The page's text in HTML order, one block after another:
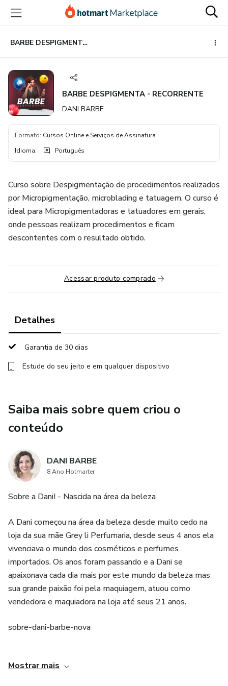
para
conteúdo
principal
para
pagamento
para
rodapé
BARBE DESPIGMENTA - RECORRENTE
BARBE DESPIGMENTA - RECORRENTE
DANI BARBE
Formato: Cursos Online e Serviços de Assinatura
Idioma: Português
Curso sobre Despigmentação de procedimentos realizados
por Micropigmentação, microblading e tatuagem. O curso é
ideal para Micropigmentadoras e tatuadores em gerais,
onde pessoas realizam procedimentos e ficam
descontentes com o resultado obtido.
Acessar produto comprado
Detalhes
Garantia de 30 dias
Estude do seu jeito e em qualquer dispositivo
Saiba mais sobre quem criou o
conteúdo
DANI BARBE
8 Ano Hotmarter
Sobre a Dani! - Nascida na área da beleza
A Dani começou na área da beleza desde muito cedo na
loja da sua mãe Grey li Perfumaria, desde seus 4 anos ela
vivenciava o mundo dos cosméticos e perfumes
importados. Os anos foram passando e a Dani se
apaixonava cada dia mais por este mundo da beleza mas
sua grande paixão foi pela maquiagem, atuou como
vendedora e maquiadora na loja até seus 21 anos.
sobre-dani-barbe-nova
trabalhos nas clientes da loja, e por incentivo de sua mãe a
Mostrar mais